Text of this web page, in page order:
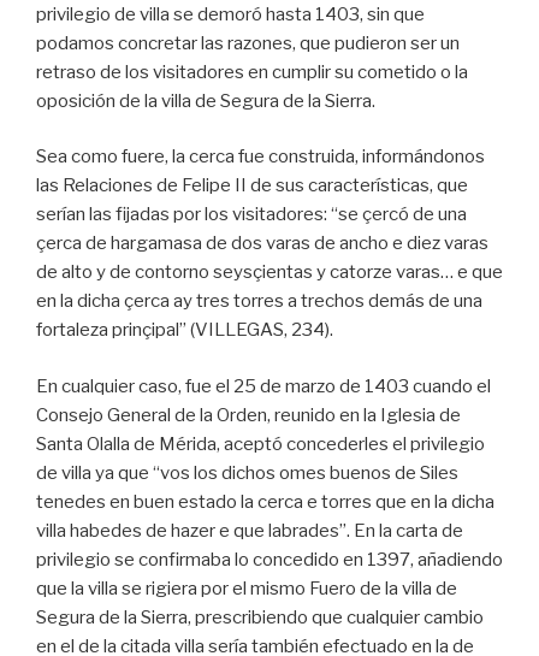
privilegio de villa se demoró hasta 1403, sin que
podamos concretar las razones, que pudieron ser un
retraso de los visitadores en cumplir su cometido o la
oposición de la villa de Segura de la Sierra.
Sea como fuere, la cerca fue construida, informándonos
las Relaciones de Felipe II de sus características, que
serían las fijadas por los visitadores: “se çercó de una
çerca de hargamasa de dos varas de ancho e diez varas
de alto y de contorno seysçientas y catorze varas… e que
en la dicha çerca ay tres torres a trechos demás de una
fortaleza prinçipal” (VILLEGAS, 234).
En cualquier caso, fue el 25 de marzo de 1403 cuando el
Consejo General de la Orden, reunido en la Iglesia de
Santa Olalla de Mérida, aceptó concederles el privilegio
de villa ya que “vos los dichos omes buenos de Siles
tenedes en buen estado la cerca e torres que en la dicha
villa habedes de hazer e que labrades”. En la carta de
privilegio se confirmaba lo concedido en 1397, añadiendo
que la villa se rigiera por el mismo Fuero de la villa de
Segura de la Sierra, prescribiendo que cualquier cambio
en el de la citada villa sería también efectuado en la de